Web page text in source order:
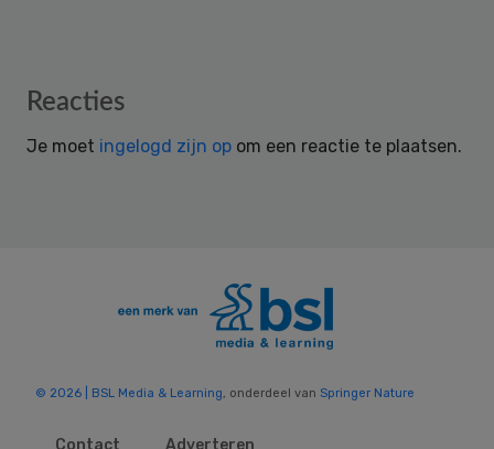
Reader
Reacties
Je moet ingelogd zijn op om een reactie te plaatsen.
© 2026 | BSL Media & Learning, onderdeel van Springer Nature
Contact Adverteren